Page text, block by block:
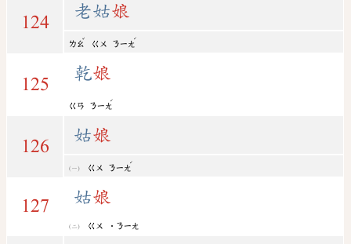
124
老姑娘
ㄌㄠ
ˇ
ㄍㄨ ㄋㄧㄤ
ˊ
125
乾娘
ㄍㄢ ㄋㄧㄤ
ˊ
126
姑娘
ㄍㄨ ㄋㄧㄤ
ˊ
127 姑娘
ㄍㄨ ˙ㄋㄧㄤ